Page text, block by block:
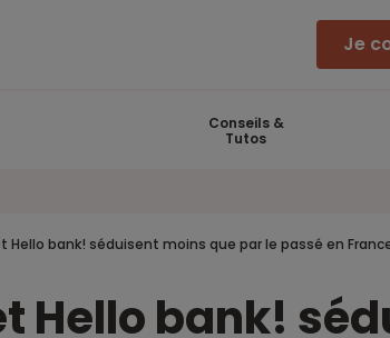
Je
Conseils &
Tutos
Hello bank! séduisent moins que par le passé en
Hello bank!